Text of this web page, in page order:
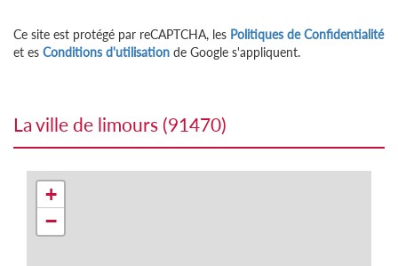
Ce site est protégé par reCAPTCHA, les Politiques de Confidentialité
et es Conditions d'utilisation de Google s'appliquent.
la ville de limours (91470)
+
−